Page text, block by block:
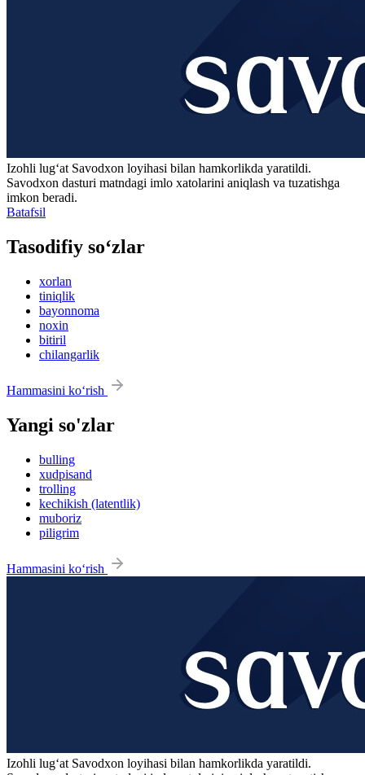
Izohli lugʻat Savodxon loyihasi bilan hamkorlikda yaratildi.
Savodxon dasturi matndagi imlo xatolarini aniqlash va tuzatishga
imkon beradi.
Batafsil
Tasodifiy so‘zlar
xorlan
tiniqlik
bayonnoma
noxin
bitiril
chilangarlik
Hammasini ko‘rish
Yangi so'zlar
bulling
xudpisand
trolling
kechikish (latentlik)
muboriz
piligrim
Hammasini ko‘rish
Izohli lugʻat Savodxon loyihasi bilan hamkorlikda yaratildi.